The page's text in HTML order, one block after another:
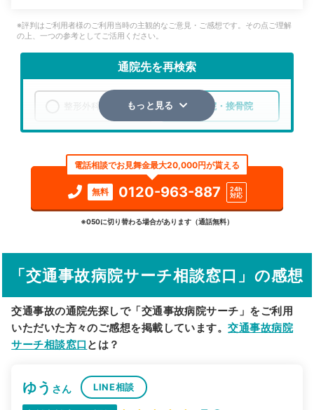
※評判はご利用者様のご利用当時の主観的なご意見・ご感想です。その点ご理解
の上、一つの参考としてご活用ください。
通院先を再検索
整形外科 整骨院・接骨院
検索する
詳細条件で絞り込む
駅から探す 院名から探す
もっと見る
電話相談でお見舞金最大20,000円が貰える
無料 0120-963-887
24h
対応
※050に切り替わる場合があります（通話無料）
「交通事故病院サーチ相談窓口」の感想
交通事故の通院先探しで「交通事故病院サーチ」をご利用
いただいた方々のご感想を掲載しています。交通事故病院
サーチ相談窓口 とは？
ゆう さん LINE相談